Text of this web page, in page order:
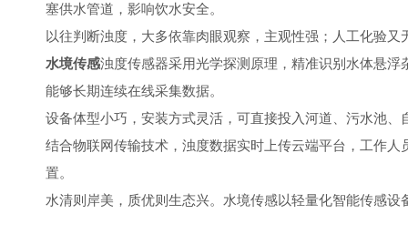
塞供水管道，影响饮水安全。
以往判断浊度，大多依靠肉眼观察，主观性强；人工化验
水境传感浊度传感器采用光学探测原理，精准识别水体悬
能够长期连续在线采集数据。
设备体型小巧，安装方式灵活，可直接投入河道、污水池
结合物联网传输技术，浊度数据实时上传云端平台，工作
置。
水清则岸美，质优则生态兴。水境传感以轻量化智能传感